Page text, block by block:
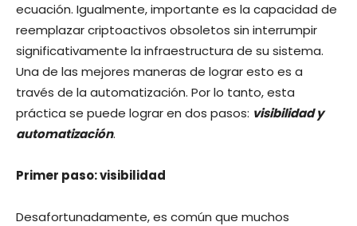
ecuación. Igualmente, importante es la capacidad de
reemplazar criptoactivos obsoletos sin interrumpir
significativamente la infraestructura de su sistema.
Una de las mejores maneras de lograr esto es a
través de la automatización. Por lo tanto, esta
práctica se puede lograr en dos pasos: visibilidad y
automatización.
Primer paso: visibilidad
Desafortunadamente, es común que muchos